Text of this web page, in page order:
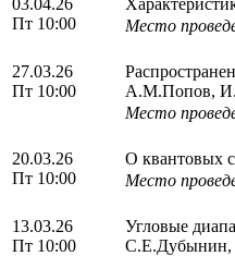
Пт 10:00
Место
27.03.26
Пт 10:00
А.М.Попов,
Место
20.03.26
Пт 10:00
О квантовых
Место
13.03.26
Пт 10:00
Угловые